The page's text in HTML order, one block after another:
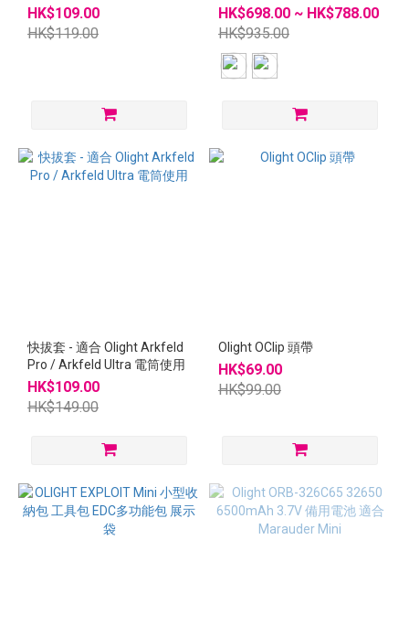
池 x8
HK$109.00
HK$119.00
Android
HK$698.00 ~ HK$788.00
HK$935.00
快拔套 - 適合 Olight Arkfeld
Pro / Arkfeld Ultra 電筒使用
HK$109.00
HK$149.00
Olight OClip 頭帶
HK$69.00
HK$99.00